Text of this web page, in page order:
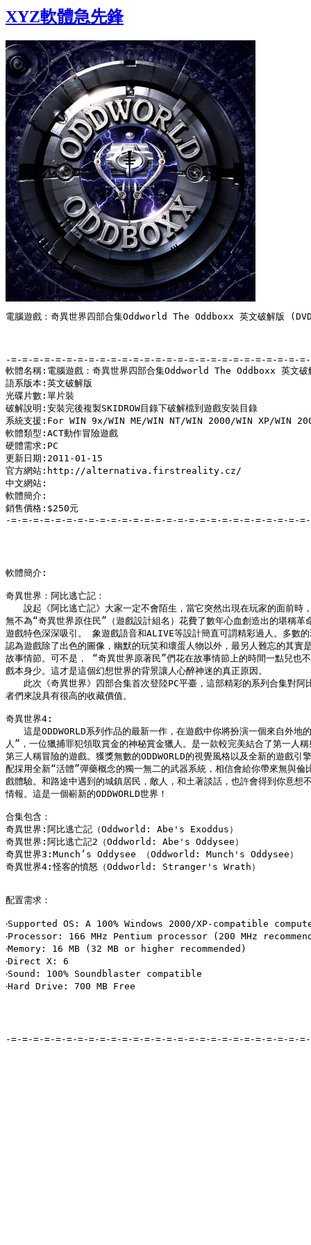
XYZ軟體急先鋒
電腦遊戲：奇異世界四部合集Oddworld The Oddboxx 英文破解版
-=-=-=-=-=-=-=-=-=-=-=-=-=-=-=-=-=-=-=-=-=-=-=-=-=-=-
軟體名稱:電腦遊戲：奇異世界四部合集Oddworld The Oddboxx 英文
語系版本:英文破解版
光碟片數:單片裝
破解說明:安裝完後複製SKIDROW目錄下破解檔到遊戲安裝目錄
系統支援:For WIN 9x/WIN ME/WIN NT/WIN 2000/WIN XP/WIN
軟體類型:ACT動作冒險遊戲
硬體需求:PC
更新日期:2011-01-15
官方網站:http://alternativa.firstreality.cz/
中文網站:
軟體簡介:
銷售價格:$250元
-=-=-=-=-=-=-=-=-=-=-=-=-=-=-=-=-=-=-=-=-=-=-=-=-=-=-
軟體簡介:
奇異世界：阿比逃亡記：
說起《阿比逃亡記》大家一定不會陌生，當它突然出現在玩家的面前時
無不為“奇異世界原住民”（遊戲設計組名）花費了數年心血創造出的堪稱革
遊戲特色深深吸引。 象遊戲語音和ALIVE等設計簡直可謂精彩過人。多數
認為遊戲除了出色的圖像，幽默的玩笑和壞蛋人物以外，最另人難忘的其實
故事情節。可不是， “奇異世界原著民”們花在故事情節上的時間一點兒也
戲本身少。這才是這個幻想世界的背景讓人心醉神迷的真正原因。
此次《奇異世界》四部合集首次登陸PC平臺，這部精彩的系列合集對阿
者們來說具有很高的收藏價值。
奇異世界4:
這是ODDWORLD系列作品的最新一作，在遊戲中你將扮演一個來自外地
人”，一位獵捕罪犯領取賞金的神秘賞金獵人。是一款較完美結合了第一人
第三人稱冒險的遊戲。獲獎無數的ODDWORLD的視覺風格以及全新的遊戲引
配採用全新“活體”彈藥概念的獨一無二的武器系統，相信會給你帶來無與倫
戲體驗。和路途中遇到的城鎮居民，敵人，和土著談話，也許會得到你意想
情報。這是一個嶄新的ODDWORLD世界！
合集包含：
奇異世界:阿比逃亡記（Oddworld: Abe's Exoddus）
奇異世界:阿比逃亡記2（Oddworld: Abe's Oddysee）
奇異世界3:Munch’s Oddysee （Oddworld: Munch's Oddysee）
奇異世界4:怪客的憤怒（Oddworld: Stranger's Wrath）
配置需求：
‧Supported OS: A 100% Windows 2000/XP-compatible
‧Processor: 166 MHz Pentium processor (200 MHz
‧Memory: 16 MB (32 MB or higher recommended)
‧Direct X: 6
‧Sound: 100% Soundblaster compatible
‧Hard Drive: 700 MB Free